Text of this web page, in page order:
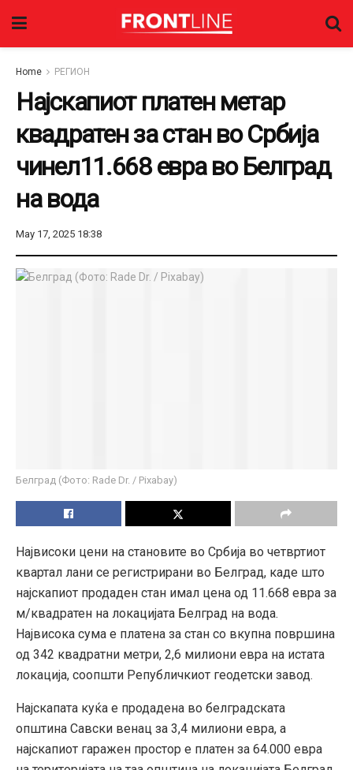
Home РЕГИОН
Најскапиот платен метар
квадратен за стан во Србија
чинел11.668 евра во Белград
на вода
May 17, 2025 18:38
Белград (Фото: Rade Dr. / Pixabay)
Највисоки цени на становите во Србија во четвртиот
квартал лани се регистрирани во Белград, каде што
најскапиот продаден стан имал цена од 11.668 евра за
м/квадратен на локацијата Белград на вода.
Највисока сума е платена за стан со вкупна површина
од 342 квадратни метри, 2,6 милиони евра на истата
локација, соопшти Републичкиот геодетски завод.
Најскапата куќа е продадена во белградската
општина Савски венац за 3,4 милиони евра, а
најскапиот гаражен простор е платен за 64.000 евра